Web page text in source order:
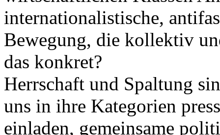
internationalistische,
Bewegung, die kollektiv
das konkret?
Herrschaft und Spaltung
uns in ihre Kategorien
einladen, gemeinsame